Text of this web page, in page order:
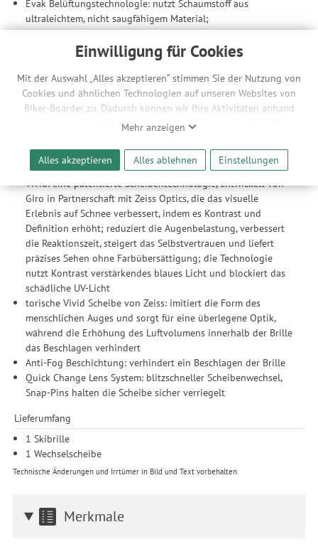
Einwilligung für Cookies
Mit der Auswahl „Alles akzeptieren“ stimmen Sie der Nutzung von
Cookies und ähnlichen Technologien auf unseren Websites von
Biker-Boarder zu. Dadurch können wir Ihre Aktivitäten anhand
Ihrer Geräte- und Browsereinstellungen nachvollziehen. Dies
ermöglicht es uns, anhand ihrer Interessen nutzungsbasierte
Werbeanzeigen für Sie bereitzustellen sowie Funktionalitäten
unserer Website sicherzustellen und stetig zu verbessern. Dabei
werden Ihre Daten auch an Drittanbieter und Werbepartner
weitergegeben. Die Verarbeitung erfolgt ausschließlich zum
Zwecke der Einbindung von Streaming-Inhalten und der
Durchführung von statistischer Analyse, Reichweitenmessungen,
Produktempfehlungen und nutzungsbasierter Werbung.
Informationen zu den einzelnen Funktionen, den Drittanbietern
und der Speicherdauer finden Sie unter Einstellungen. Diese
Einwilligung ist freiwillig, für die Nutzung unserer Website nicht
erforderlich und gilt, bis sie widerrufen wird. Sie können Ihre
Einwilligung unter Einstellungen lediglich für bestimmte
Drittanbieter erteilen und jederzeit für die Zukunft widerrufen.
Mehr anzeigen
Alles akzeptieren Alles ablehnen Einstellungen
Evak Belüftungstechnologie: nutzt Schaumstoff aus
ultraleichtem, nicht saugfähigem Material;
Belüftungsöffnungen minimieren Möglichkeit des
Beschlagens; gleichzeitiger Schutz vor äußeren Einflüssen
dreilagige Schaumstoffpolsterung mit Microfleece
OTG (Over the Glass) - für Brillenträger geeignet
Scheibe
Vivid Royal Scheibe, 19 Prozent Lichtdurchlässigkeit, geeignet
Vivid Infrared Scheibe, 50 Prozent Lichtdurchlässigkeit,
geeignet wechselnde Lichtverhältnisse
Vivid: eine patentierte Scheibentechnologie, entwickelt von
Giro in Partnerschaft mit Zeiss Optics, die das visuelle
Erlebnis auf Schnee verbessert, indem es Kontrast und
Definition erhöht; reduziert die Augenbelastung, verbessert
die Reaktionszeit, steigert das Selbstvertrauen und liefert
präzises Sehen ohne Farbübersättigung; die Technologie
nutzt Kontrast verstärkendes blaues Licht und blockiert das
schädliche UV-Licht
torische Vivid Scheibe von Zeiss: imitiert die Form des
menschlichen Auges und sorgt für eine überlegene Optik,
während die Erhöhung des Luftvolumens innerhalb der Brille
das Beschlagen verhindert
Anti-Fog Beschichtung: verhindert ein Beschlagen der Brille
Quick Change Lens System: blitzschneller Scheibenwechsel,
Snap-Pins halten die Scheibe sicher verriegelt
Lieferumfang
1 Skibrille
1 Wechselscheibe
Technische Änderungen und Irrtümer in Bild und Text vorbehalten.
Merkmale